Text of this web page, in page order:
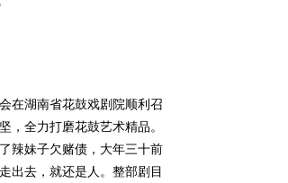
湖南省花鼓戏剧院顺利召
，全力打磨花鼓艺术精品。
辣妹子欠赌债，大年三十前
出去，就还是人。整部剧目